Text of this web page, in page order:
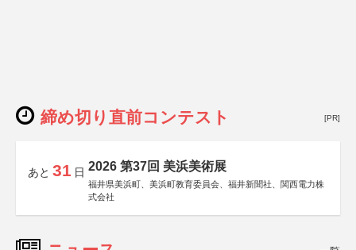
締め切り直前コンテスト [PR]
あと 31 日 2026 第37回 美浜美術展
福井県美浜町、美浜町教育委員会、福井新聞社、関西電力株
式会社